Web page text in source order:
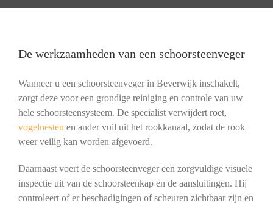
De werkzaamheden van een schoorsteenveger
Wanneer u een schoorsteenveger in Beverwijk inschakelt,
zorgt deze voor een grondige reiniging en controle van uw
hele schoorsteensysteem. De specialist verwijdert roet,
vogelnesten en ander vuil uit het rookkanaal, zodat de rook
weer veilig kan worden afgevoerd.
Daarnaast voert de schoorsteenveger een zorgvuldige visuele
inspectie uit van de schoorsteenkap en de aansluitingen. Hij
controleert of er beschadigingen of scheuren zichtbaar zijn en